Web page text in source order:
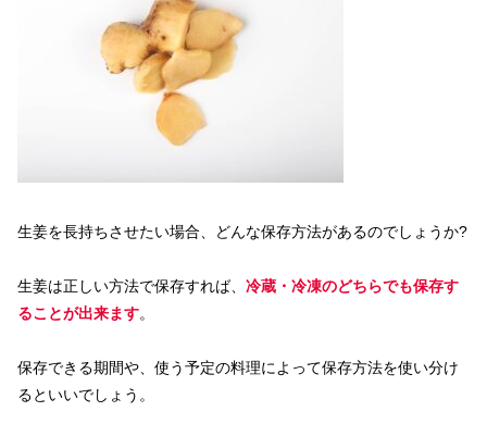
生姜を長持ちさせたい場合、どんな保存方法があるのでしょうか?
生姜は正しい方法で保存すれば、 冷蔵・冷凍のどちらでも保存す
ることが出来ます。
保存できる期間や、使う予定の料理によって保存方法を使い分け
るといいでしょう。